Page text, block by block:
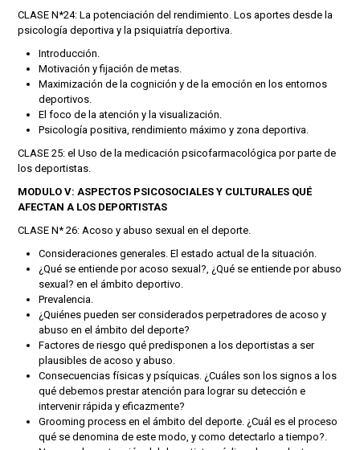
CLASE N*24: La potenciación del rendimiento. Los aportes desde la
psicología deportiva y la psiquiatría deportiva.
Introducción.
Motivación y fijación de metas.
Maximización de la cognición y de la emoción en los entornos
deportivos.
El foco de la atención y la visualización.
Psicología positiva, rendimiento máximo y zona deportiva.
CLASE 25: el Uso de la medicación psicofarmacológica por parte de
los deportistas.
MODULO V: ASPECTOS PSICOSOCIALES Y CULTURALES QUÉ
AFECTAN A LOS DEPORTISTAS
CLASE N* 26: Acoso y abuso sexual en el deporte.
Consideraciones generales. El estado actual de la situación.
¿Qué se entiende por acoso sexual?, ¿Qué se entiende por abuso
sexual? en el ámbito deportivo.
Prevalencia.
¿Quiénes pueden ser considerados perpetradores de acoso y
abuso en el ámbito del deporte?
Factores de riesgo qué predisponen a los deportistas a ser
plausibles de acoso y abuso.
Consecuencias físicas y psíquicas. ¿Cuáles son los signos a los
qué debemos prestar atención para lograr su detección e
intervenir rápida y eficazmente?
Grooming process en el ámbito del deporte. ¿Cuál es el proceso
qué se denomina de este modo, y como detectarlo a tiempo?.